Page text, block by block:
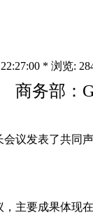
* 浏览:
商务部：
发表了共同
要成果体现